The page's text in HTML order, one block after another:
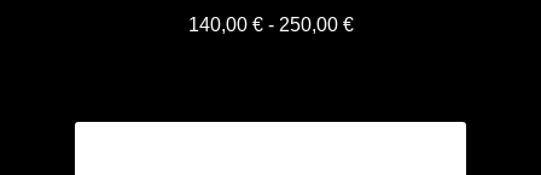
140,00 € - 250,00 €Rango